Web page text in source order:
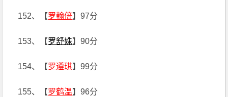
152、【罗翰倍】97分
153、【罗舒姝】90分
154、【罗遵琪】99分
155、【罗鹤温】96分